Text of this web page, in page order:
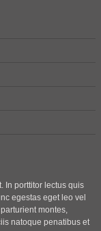
In porttitor lectus quis
egestas eget leo vel
montes,
natoque penatibus et